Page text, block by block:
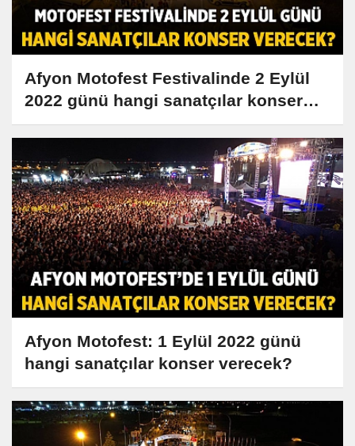
Afyon Motofest Festivalinde 2 Eylül
2022 günü hangi sanatçılar konser
verecek?
Afyon Motofest: 1 Eylül 2022 günü
hangi sanatçılar konser verecek?